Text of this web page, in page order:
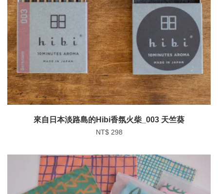
來自日本淡路島的Hibi香氛火柴_003 天竺葵
NT$ 298